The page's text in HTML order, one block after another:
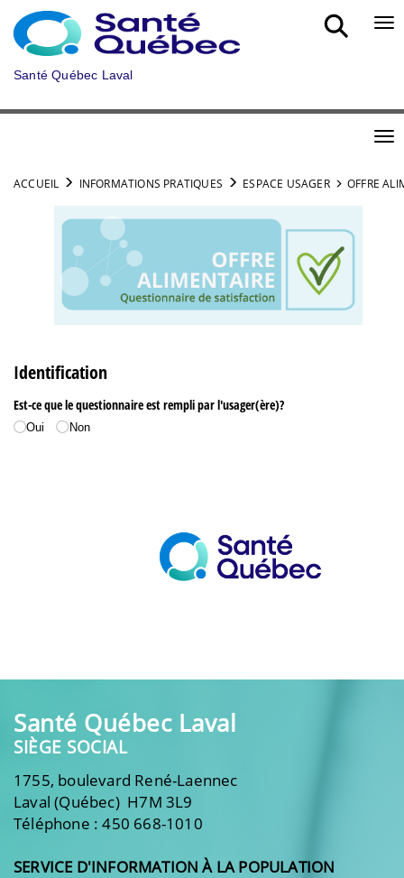
Aller au menu principal
Santé Québec Laval
ACCUEIL INFORMATIONS PRATIQUES ESPACE USAGER OFFRE
Santé Québec Laval
SIÈGE SOCIAL
1755, boulevard René-Laennec
Laval (Québec) H7M 3L9
Téléphone : 450 668-1010
SERVICE D'INFORMATION À LA POPULATION